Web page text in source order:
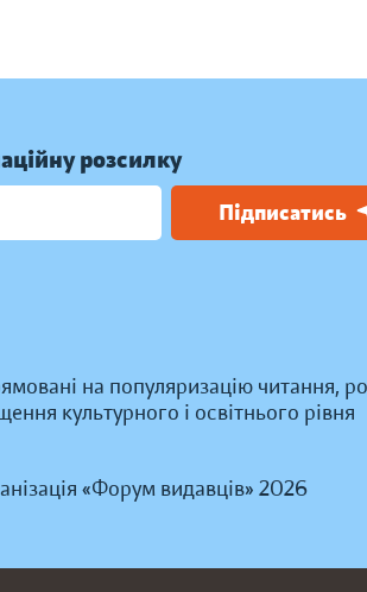
розсилку
Підписатись
на популяризацію читання,
культурного і освітнього рівня
«Форум видавців» 2026